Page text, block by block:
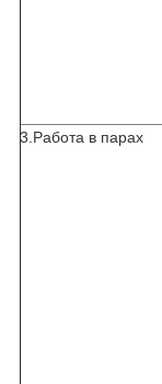
3.Работа в парах